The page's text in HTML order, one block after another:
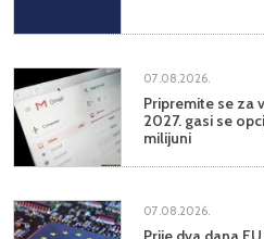
07.08.2026.
Pripremite se za
2027. gasi se
milijuni
07.08.2026.